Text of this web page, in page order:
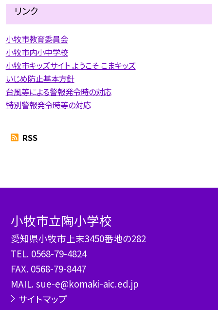
リンク
小牧市教育委員会
小牧市内小中学校
小牧市キッズサイト ようこそ こまキッズ
いじめ防止基本方針
台風等による警報発令時の対応
特別警報発令時等の対応
RSS
小牧市立陶小学校
愛知県小牧市上末3450番地の282
TEL. 0568-79-4824
FAX. 0568-79-8447
MAIL. sue-e@komaki-aic.ed.jp
サイトマップ